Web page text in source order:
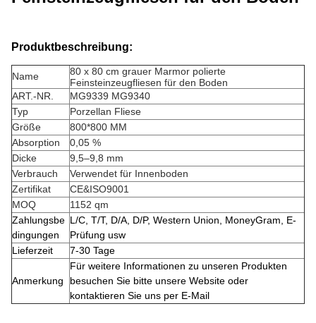
Produktbeschreibung:
Name
80 x 80 cm grauer Marmor polierte
Feinsteinzeugfliesen für den Boden
ART.-NR.
MG9339 MG9340
Typ
Porzellan Fliese
Größe
800*800 MM
Absorption
0,05 %
Dicke
9,5–9,8 mm
Verbrauch
Verwendet für Innenboden
Zertifikat
CE&ISO9001
MOQ
1152 qm
Zahlungsbe
dingungen
L/C, T/T, D/A, D/P, Western Union, MoneyGram, E-
Prüfung usw
Lieferzeit
7-30 Tage
Anmerkung
Für weitere Informationen zu unseren Produkten
besuchen Sie bitte unsere Website oder
kontaktieren Sie uns per E-Mail